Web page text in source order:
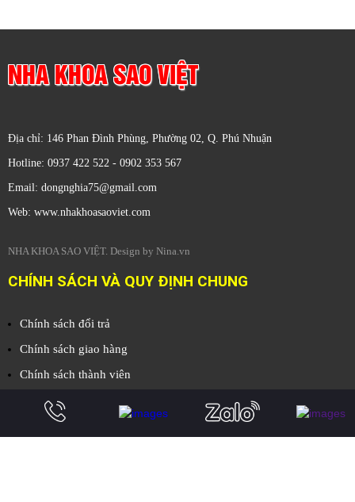
NHA KHOA SAO VIỆT
Địa chỉ: 146 Phan Đình Phùng, Phường 02, Q. Phú Nhuận
Hotline: 0937 422 522 - 0902 353 567
Email: dongnghia75@gmail.com
Web: www.nhakhoasaoviet.com
NHA KHOA SAO VIỆT. Design by Nina.vn
CHÍNH SÁCH VÀ QUY ĐỊNH CHUNG
Chính sách đổi trả
Chính sách giao hàng
Chính sách thành viên
Chính sách bảo hành
Quy định cho nhân viên